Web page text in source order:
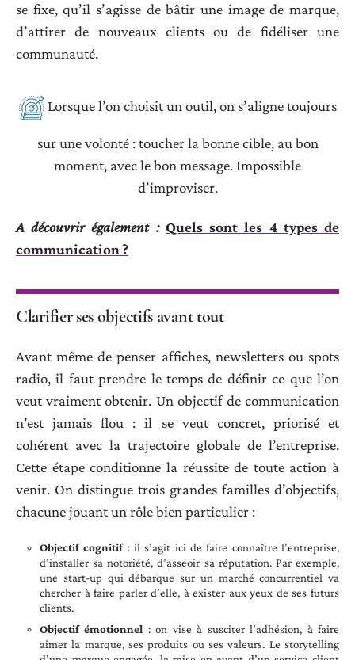
se fixe, qu’il s’agisse de bâtir une image de marque,
d’attirer de nouveaux clients ou de fidéliser une
communauté.
Lorsque l’on choisit un outil, on s’aligne toujours
sur une volonté : toucher la bonne cible, au bon
moment, avec le bon message. Impossible
d’improviser.
A découvrir également : Quels sont les 4 types de
communication ?
Clarifier ses objectifs avant tout
Avant même de penser affiches, newsletters ou spots
radio, il faut prendre le temps de définir ce que l’on
veut vraiment obtenir. Un objectif de communication
n’est jamais flou : il se veut concret, priorisé et
cohérent avec la trajectoire globale de l’entreprise.
Cette étape conditionne la réussite de toute action à
venir. On distingue trois grandes familles d’objectifs,
chacune jouant un rôle bien particulier :
Objectif cognitif: il s’agit ici de faire connaître l’entreprise,
d’installer sa notoriété, d’asseoir sa réputation. Par exemple,
une start-up qui débarque sur un marché concurrentiel va
chercher à faire parler d’elle, à exister aux yeux de ses futurs
clients.
Objectif émotionnel : on vise à susciter l’adhésion, à faire
aimer la marque, ses produits ou ses valeurs. Le storytelling